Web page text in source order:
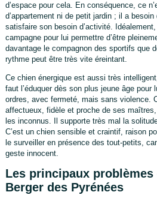
d’espace pour cela. En conséquence, ce
d’appartement ni de petit jardin ; il a
satisfaire son besoin d’activité.
campagne pour lui permettre d’être
davantage le compagnon des sportifs que
rythme peut être très vite éreintant.
Ce chien énergique est aussi très
faut l’éduquer dès son plus jeune âge pour
ordres, avec fermeté, mais sans violence.
affectueux, fidèle et proche de ses
les inconnus. Il supporte très mal la
C’est un chien sensible et craintif, raison
le surveiller en présence des tout-petits,
geste innocent.
Les principaux problèmes
Berger des Pyrénées